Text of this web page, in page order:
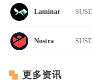
Laminar
Nostra
更多资讯